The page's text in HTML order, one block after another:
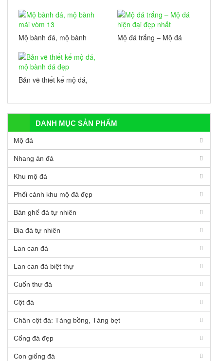
mỹ nghệ Tài Phú
Mộ bành đá, mộ bành
Mộ đá trắng – Mộ đá
Bản vẽ thiết kế mộ đá,
DANH MỤC SẢN PHẨM
Mộ đá
Nhang án đá
Khu mộ đá
Phối cảnh khu mộ đá đẹp
Bàn ghế đá tự nhiên
Bia đá tự nhiên
Lan can đá
Lan can đá biệt thự
Cuốn thư đá
Cột đá
Chân cột đá: Tảng bồng, Tảng bẹt
Cổng đá đẹp
Con giống đá